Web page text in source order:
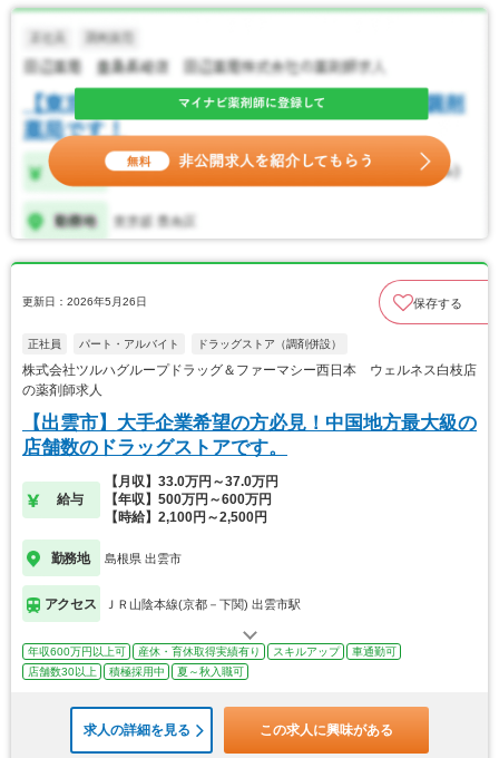
更新日：2026年5月26日 保存する
正社員 パート・アルバイト ドラッグストア（調剤併設）
株式会社ツルハグループドラッグ＆ファーマシー西日本 ウェルネス白枝店
の薬剤師求人
【出雲市】大手企業希望の方必見！中国地方最大級の
店舗数のドラッグストアです。
給与
【月収】33.0万円～37.0万円
【年収】500万円～600万円
【時給】2,100円～2,500円
勤務地 島根県 出雲市
アクセス ＪＲ山陰本線(京都－下関) 出雲市駅
年収600万円以上可 産休・育休取得実績有り スキルアップ
車通勤可
店舗数30以上
積極採用中 夏～秋入職可
求人の詳細を見る この求人に興味がある